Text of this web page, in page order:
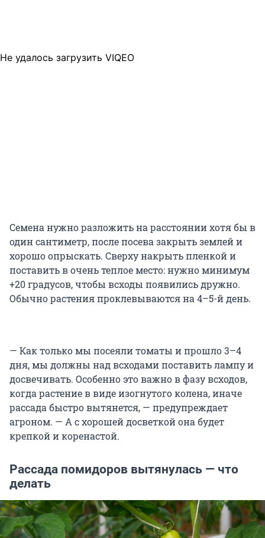
Не удалось загрузить VIQEO
Семена нужно разложить на расстоянии хотя бы в
один сантиметр, после посева закрыть землей и
хорошо опрыскать. Сверху накрыть пленкой и
поставить в очень теплое место: нужно минимум
+20 градусов, чтобы всходы появились дружно.
Обычно растения проклевываются на 4–5-й день.
— Как только мы посеяли томаты и прошло 3–4
дня, мы должны над всходами поставить лампу и
досвечивать. Особенно это важно в фазу всходов,
когда растение в виде изогнутого колена, иначе
рассада быстро вытянется, — предупреждает
агроном. — А с хорошей досветкой она будет
крепкой и коренастой.
Рассада помидоров вытянулась — что
делать